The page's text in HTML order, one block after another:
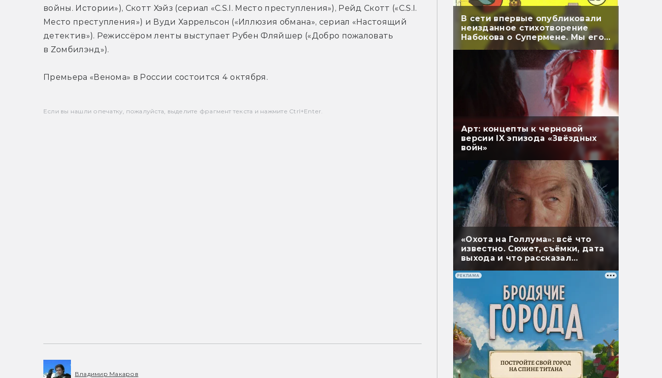
войны. Истории»), Скотт Хэйз (сериал «C.S.I. Место преступления»), Рейд Скотт («C.S.I.
Место преступления») и Вуди Харрельсон («Иллюзия обмана», сериал «Настоящий
детектив»). Режиссёром ленты выступает Рубен Фляйшер («Добро пожаловать
в Zомбилэнд»).
Премьера «Венома» в России состоится 4 октября.
Если вы нашли опечатку, пожалуйста, выделите фрагмент текста и нажмите Ctrl+Enter.
Владимир Макаров
В сети впервые опубликовали
неизданное стихотворение
Набокова о Супермене. Мы его
перевели
Арт: концепты к черновой
версии IX эпизода «Звёздных
войн»
«Охота на Голлума»: всё что
известно. Сюжет, съёмки, дата
выхода и что рассказал
РЕКЛАМА